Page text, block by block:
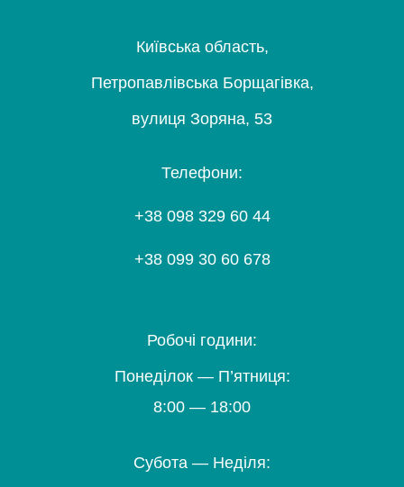
Київська область,
Петропавлівська Борщагівка,
вулиця Зоряна, 53
Телефони:
+38 098 329 60 44
+38 099 30 60 678
Робочі години:
Понеділок — П’ятниця:
8:00 — 18:00
Субота — Неділя: